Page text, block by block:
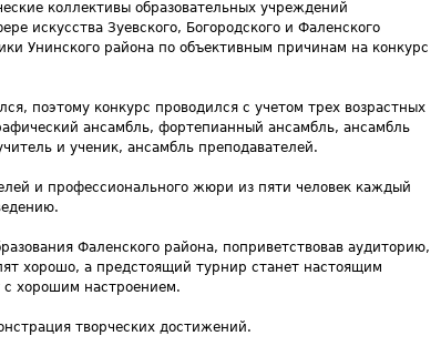
коллективы образовательных учреждений
искусства Зуевского, Богородского и Фаленского
Унинского района по объективным причинам на конкурс
поэтому конкурс проводился с учетом трех возрастных
ансамбль, фортепианный ансамбль, ансамбль
и ученик, ансамбль преподавателей.
и профессионального жюри из пяти человек каждый
Фаленского района, поприветствовав аудиторию,
хорошо, а предстоящий турнир станет настоящим
с хорошим настроением.
творческих достижений.